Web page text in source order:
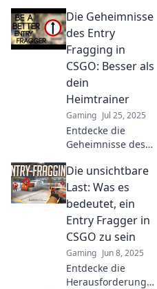
fragging! Discover
strategies, tips,
and the euphoria
of securing those
crucial first kills.
Die Geheimnisse
des Entry
Fragging in
CSGO: Besser als
dein
Heimtrainer
Gaming Jul 25, 2025
Entdecke die
Geheimnisse des
CSGO und
verbessere dein
Spiel! Besser als
jeder Heimtrainer
– jetzt klicken und
lernen!
Die unsichtbare
Last: Was es
bedeutet, ein
Entry Fragger in
CSGO zu sein
Gaming Jun 8, 2025
Entdecke die
Herausforderungen